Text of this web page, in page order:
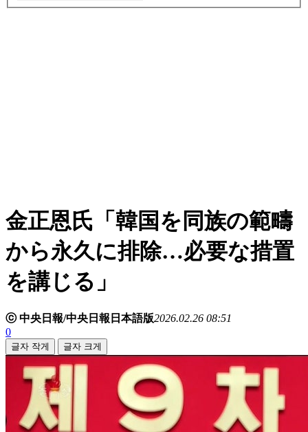
金正恩氏「韓国を同族の範疇
から永久に排除…必要な措置
を講じる」
ⓒ 中央日報/中央日報日本語版2026.02.26 08:51
0
글자 작게 글자 크게